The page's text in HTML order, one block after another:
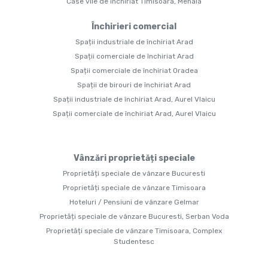
Închirieri comercial
Spații industriale de închiriat Arad
Spații comerciale de închiriat Arad
Spații comerciale de închiriat Oradea
Spații de birouri de închiriat Arad
Spații industriale de închiriat Arad, Aurel Vlaicu
Spații comerciale de închiriat Arad, Aurel Vlaicu
Vânzări proprietăți speciale
Proprietăți speciale de vânzare Bucuresti
Proprietăți speciale de vânzare Timisoara
Hoteluri / Pensiuni de vânzare Gelmar
Proprietăți speciale de vânzare Bucuresti, Serban Voda
Proprietăți speciale de vânzare Timisoara, Complex
Studentesc